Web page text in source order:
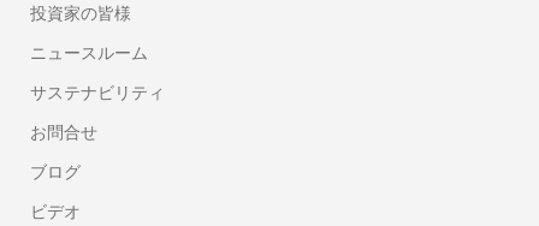
投資家の皆様
ニュースルーム
サステナビリティ
お問合せ
ブログ
ビデオ